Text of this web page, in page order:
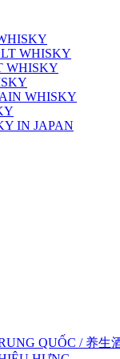
WHISKY
WHISKY
WHISKY
IN JAPAN
QUỐC / 养生